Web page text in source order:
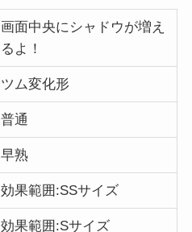
画面中央にシャドウが増え
るよ！
ツム変化形
普通
早熟
効果範囲:SSサイズ
効果範囲:Sサイズ